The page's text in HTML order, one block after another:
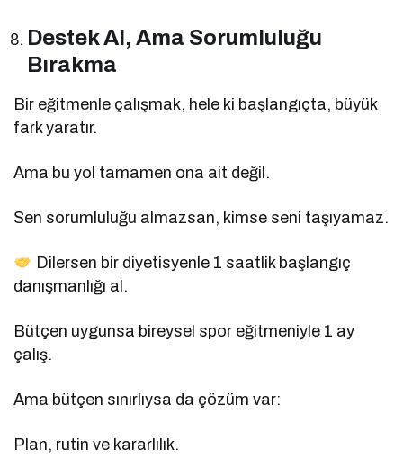
Destek Al, Ama Sorumluluğu
Bırakma
Bir eğitmenle çalışmak, hele ki başlangıçta, büyük
fark yaratır.
Ama bu yol tamamen ona ait değil.
Sen sorumluluğu almazsan, kimse seni taşıyamaz.
Dilersen bir diyetisyenle 1 saatlik başlangıç
danışmanlığı al.
Bütçen uygunsa bireysel spor eğitmeniyle 1 ay
çalış.
Ama bütçen sınırlıysa da çözüm var:
Plan, rutin ve kararlılık.